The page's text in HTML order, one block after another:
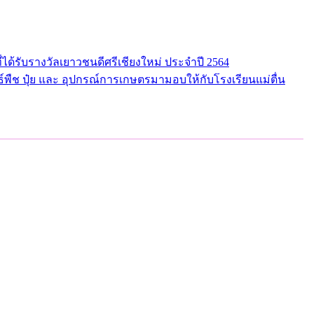
บรางวัลเยาวชนดีศรีเชียงใหม่ ประจำปี 2564
พืช ปุ๋ย และ อุปกรณ์การเกษตรมามอบให้กับโรงเรียนแม่ตื่น